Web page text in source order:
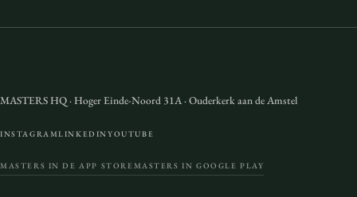
MASTERS HQ·Hoger Einde-Noord 31A ·Ouderkerk aan de Amstel
INSTAGRAMLINKEDINYOUTUBE
MASTERS IN DE APP STORE MASTERS IN GOOGLE PLAY